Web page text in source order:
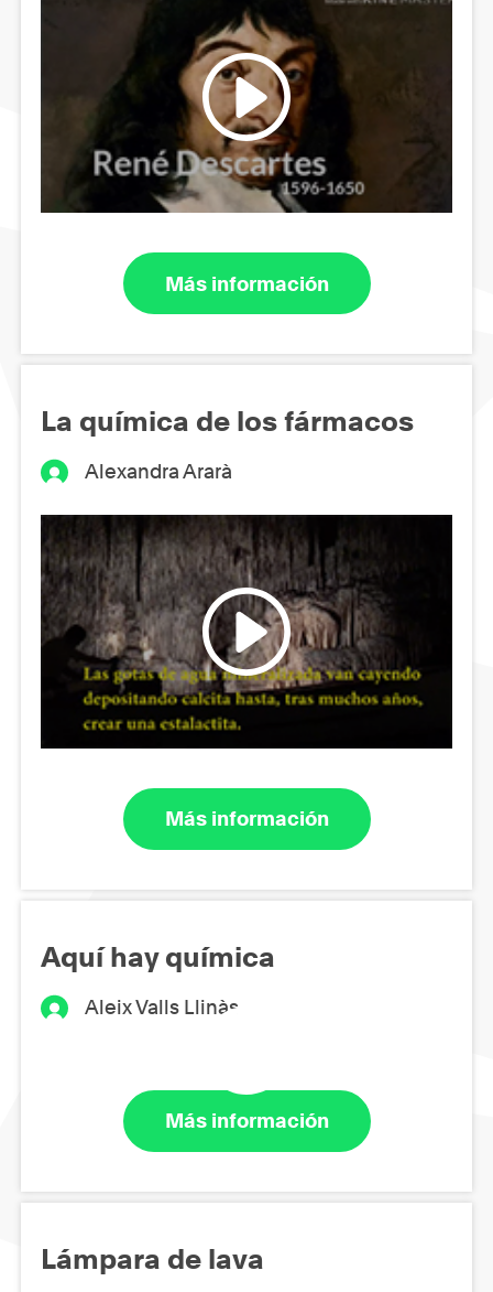
Más información
La química de los fármacos
Alexandra Ararà
Más información
Aquí hay química
Aleix Valls Llinàs
Más información
Lámpara de lava